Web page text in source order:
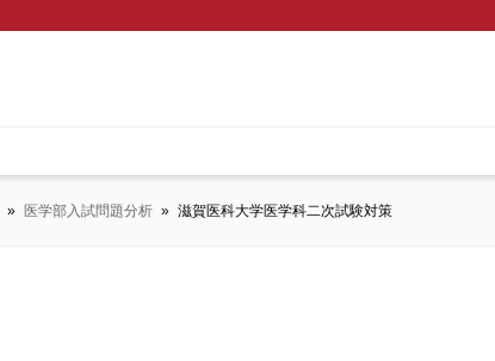
» 医学部入試問題分析 » 滋賀医科大学医学科二次試験対策